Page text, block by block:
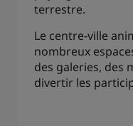
terrestre.
Le centre-ville
nombreux
des galeries, des
divertir les